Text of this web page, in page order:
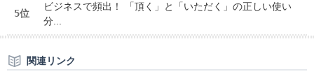
5位
ビジネスで頻出！ 「頂く」と「いただく」の正しい使い
分...
関連リンク